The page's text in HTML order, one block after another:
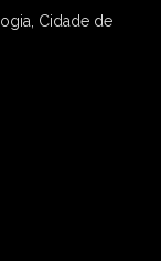
Cidade de